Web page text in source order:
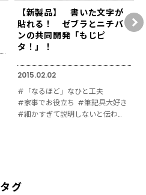
【新製品】 書いた文字が
貼れる！ ゼブラとニチバ
ンの共同開発「もじピ
タ！」！
2015.02.02
#「なるほど」なひと工夫
#家事でお役立ち #筆記具大好き
#細かすぎて説明しないと伝わりにくい
タグ